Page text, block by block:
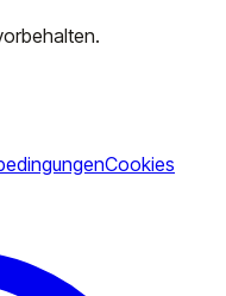
.
Cookies